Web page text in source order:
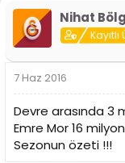
u
y
u
B
a
ş
l
a
t
a
n
a
n
ı
t
a
r
i
h
Nihat
Kayıtlı
7 Haz 2016
Devre arasında 3
Emre Mor 16
Sezonun özeti !!!